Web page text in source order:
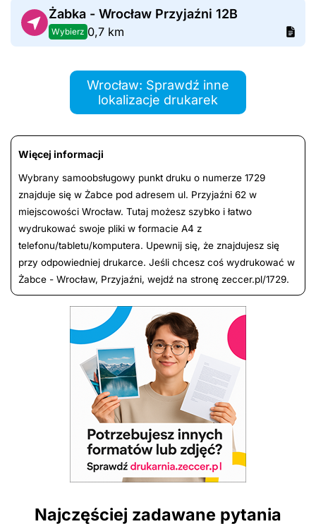
Żabka - Wrocław Przyjaźni 12B
Wybierz 0,7 km
Wrocław: Sprawdź inne
lokalizacje drukarek
Więcej informacji
Wybrany samoobsługowy punkt druku o numerze 1729
znajduje się w Żabce pod adresem ul. Przyjaźni 62 w
miejscowości Wrocław. Tutaj możesz szybko i łatwo
wydrukować swoje pliki w formacie A4 z
telefonu/tabletu/komputera. Upewnij się, że znajdujesz się
przy odpowiedniej drukarce. Jeśli chcesz coś wydrukować w
Żabce - Wrocław, Przyjaźni, wejdź na stronę zeccer.pl/1729.
Najczęściej zadawane pytania